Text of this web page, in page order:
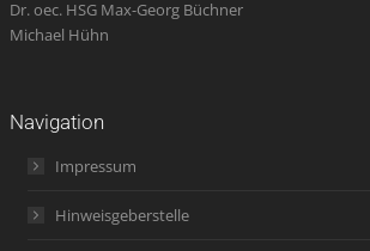
Dr. oec. HSG Max-Georg Büchner
Michael Hühn
Navigation
Impressum
Hinweisgeberstelle